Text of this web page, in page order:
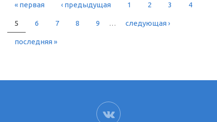
СТРАНИЦЫ
« первая ‹ предыдущая 1 2 3 4
5 6 7 8 9 … следующая ›
последняя »
ВК